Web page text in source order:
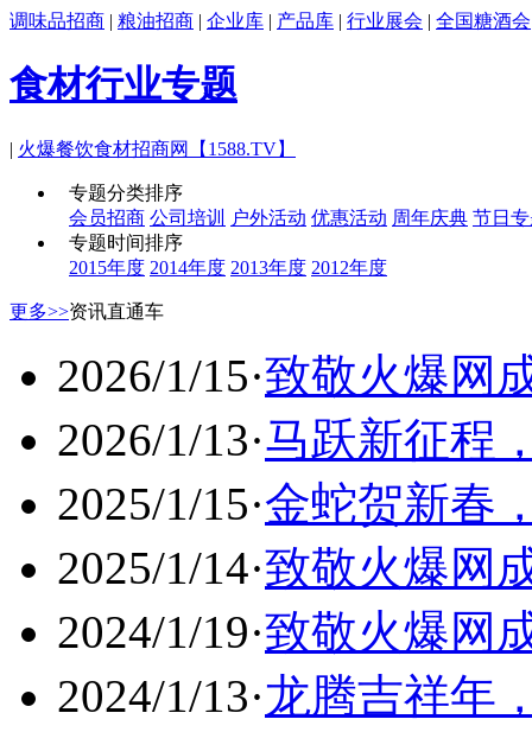
调味品招商 | 粮油招商 | 企业库 | 产品库 | 行业展会 | 全国糖酒会
食材行业专题
| 火爆餐饮食材招商网【1588.TV】
专题分类排序
会员招商 公司培训 户外活动 优惠活动 周年庆典 节日
专题时间排序
2015年度 2014年度 2013年度 2012年度
更多>>资讯直通车
2026/1/15·致敬火爆网
2026/1/13·马跃新征程
2025/1/15·金蛇贺新春
2025/1/14·致敬火爆网
2024/1/19·致敬火爆网
2024/1/13·龙腾吉祥年